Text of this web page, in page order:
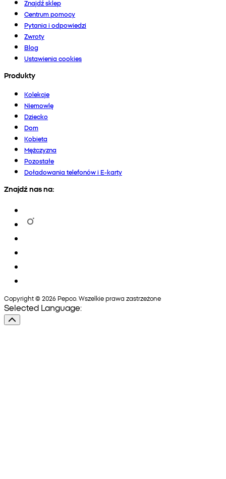
Znajdź sklep
Centrum pomocy
Pytania i odpowiedzi
Zwroty
Blog
Ustawienia cookies
Produkty
Kolekcje
Niemowlę
Dziecko
Dom
Kobieta
Mężczyzna
Pozostałe
Doładowania telefonów i E-karty
Znajdź nas na:
Copyright © 2026 Pepco. Wszelkie prawa zastrzeżone
Selected Language: